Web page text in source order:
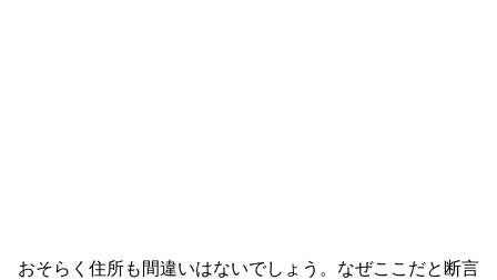
おそらく住所も間違いはないでしょう。なぜここだと断言